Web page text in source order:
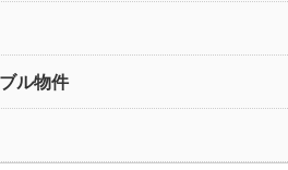
ル物件